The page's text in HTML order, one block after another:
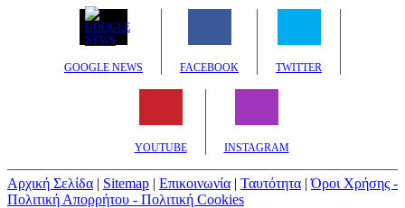
GOOGLE NEWS FACEBOOK TWITTER
YOUTUBE INSTAGRAM
Αρχική Σελίδα | Sitemap | Επικοινωνία | Ταυτότητα |Όροι Χρήσης -
Πολιτική Απορρήτου - Πολιτική Cookies